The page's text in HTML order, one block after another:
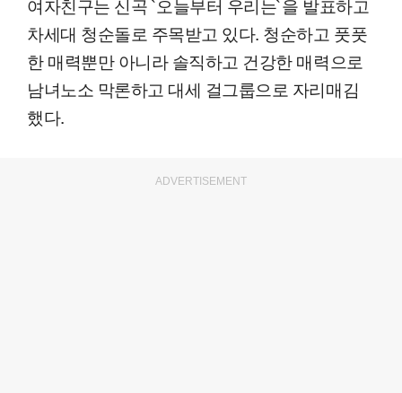
여자친구는 신곡 `오늘부터 우리는`을 발표하고
차세대 청순돌로 주목받고 있다. 청순하고 풋풋
한 매력뿐만 아니라 솔직하고 건강한 매력으로
남녀노소 막론하고 대세 걸그룹으로 자리매김
했다.
ADVERTISEMENT